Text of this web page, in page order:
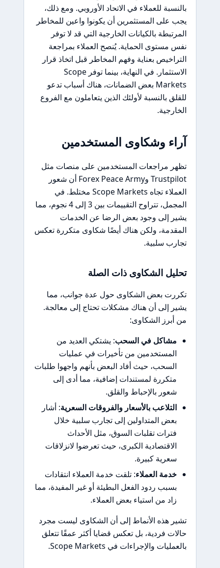
بالنسبة للعملاء في الاتحاد الأوروبي. ومع ذلك،
يجب على المستثمرين أن يكونوا واعين للمخاطر
المرتبطة بالكيانات الخارجية التي قد لا توفر
نفس مستوى الحماية. يُنصح العملاء بمراجعة
التراخيص بعناية وفهم المخاطر قبل اتخاذ قرار
الاستثمار. في النهاية، بينما توفر Scope
Markets بعض الضمانات، هناك أسباب تدعو
للقلق بالنسبة لأولئك الذين يتعاملون مع الفروع
الخارجية.
آراء وشكاوى المستخدمين
تظهر مراجعات المستخدمين على منصات مثل
Trustpilot وForex Peace Army أن شعور
العملاء تجاه Scope Markets مختلط. في
المجمل، تتراوح التقييمات بين 3 إلى 4 نجوم، مما
يشير إلى وجود بعض الرضا عن الخدمات
المقدمة، ولكن هناك أيضًا شكاوى متكررة تعكس
تجارب سلبية.
تحليل الشكاوى ذات الصلة
تكررت بعض الشكاوى حول عدة جوانب، مما
يشير إلى أن هناك مشكلات تحتاج إلى معالجة.
من أبرز الشكاوى:
مشاكل في السحب: يشتكي العديد من
المستخدمين من تأخيرات في عمليات
السحب، حيث أفاد البعض بأنهم واجهوا طلبات
متكررة لمستندات إضافية، مما أدى إلى
شعور بالإحباط والقلق.
التلاعب بالأسعار والفروقات السعرية: أشار
بعض المتداولين إلى تجارب سلبية خلال
فترات تقلبات السوق، مثل الأحداث
الاقتصادية الكبرى، حيث تعرضوا لانزلاقات
سعرية كبيرة.
خدمة العملاء: تلقت خدمة العملاء انتقادات
بسبب ردود الفعل البطيئة أو غير المفيدة، مما
زاد من استياء بعض العملاء.
تشير هذه الأنماط إلى أن الشكاوى ليست مجرد
حالات فردية، بل تعكس قضايا أكثر عمقًا تتعلق
بالعمليات والإجراءات في Scope Markets.